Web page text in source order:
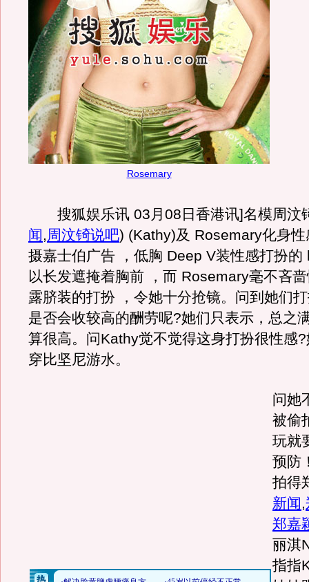
Rosemary
搜狐娱乐讯 03月08日香港讯]名模周汶
闻,周汶锜说吧) (Kathy)及 Rosemary化身
摄嘉士伯广告 ，低胸 Deep V装性感打扮的
以长发遮掩着胸前 ，而 Rosemary毫不吝
露脐装的打扮 ，令她十分抢镜。问到她们
是否会收较高的酬劳呢?她们只表示，总之
算很高。问Kathy觉不觉得这身打扮很性感
穿比坚尼游水。
问她
被偷
玩就
预防
拍得
新闻,
郑嘉
丽淇
指指